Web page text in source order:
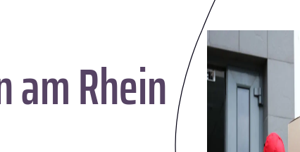
am Rhein